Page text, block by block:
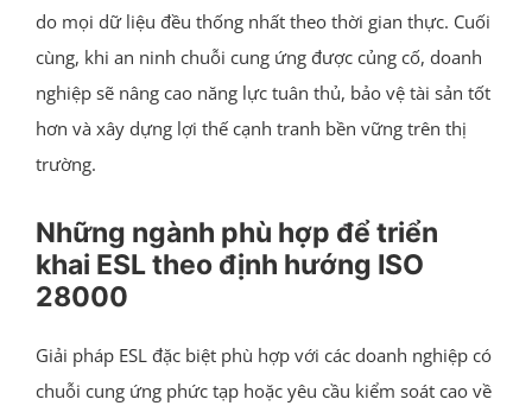
do mọi dữ liệu đều thống nhất theo thời gian thực. Cuối
cùng, khi an ninh chuỗi cung ứng được củng cố, doanh
nghiệp sẽ nâng cao năng lực tuân thủ, bảo vệ tài sản tốt
hơn và xây dựng lợi thế cạnh tranh bền vững trên thị
trường.
Những ngành phù hợp để triển
khai ESL theo định hướng ISO
28000
Giải pháp ESL đặc biệt phù hợp với các doanh nghiệp có
chuỗi cung ứng phức tạp hoặc yêu cầu kiểm soát cao về